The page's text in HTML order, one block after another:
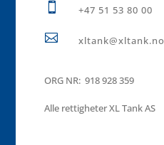
 +47 51 53 80 00
 xltank@xltank.no
ORG NR: 918 928 359
Alle rettigheter XL Tank AS